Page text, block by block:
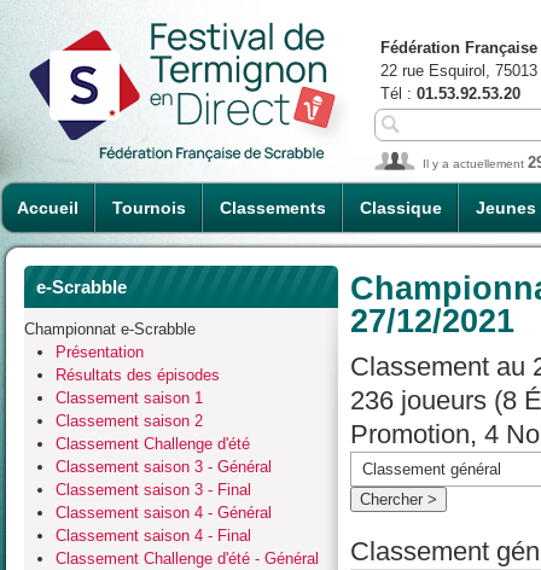
Accueil Tournois Classements Classique Jeunes
Fédération
22 rue Esquirol,
Tél : 01.53.92.53.20
Il y a actuellement
e-Scrabble
Championnat e-Scrabble
Présentation
Résultats des épisodes
Classement saison 1
Classement saison 2
Classement Challenge d'été
Classement saison 3 - Général
Classement saison 3 - Final
Classement saison 4 - Général
Classement saison 4 - Final
Classement Challenge d'été - Général
27/12/2021
Classement au
236 joueurs (8
Promotion, 4
Classement